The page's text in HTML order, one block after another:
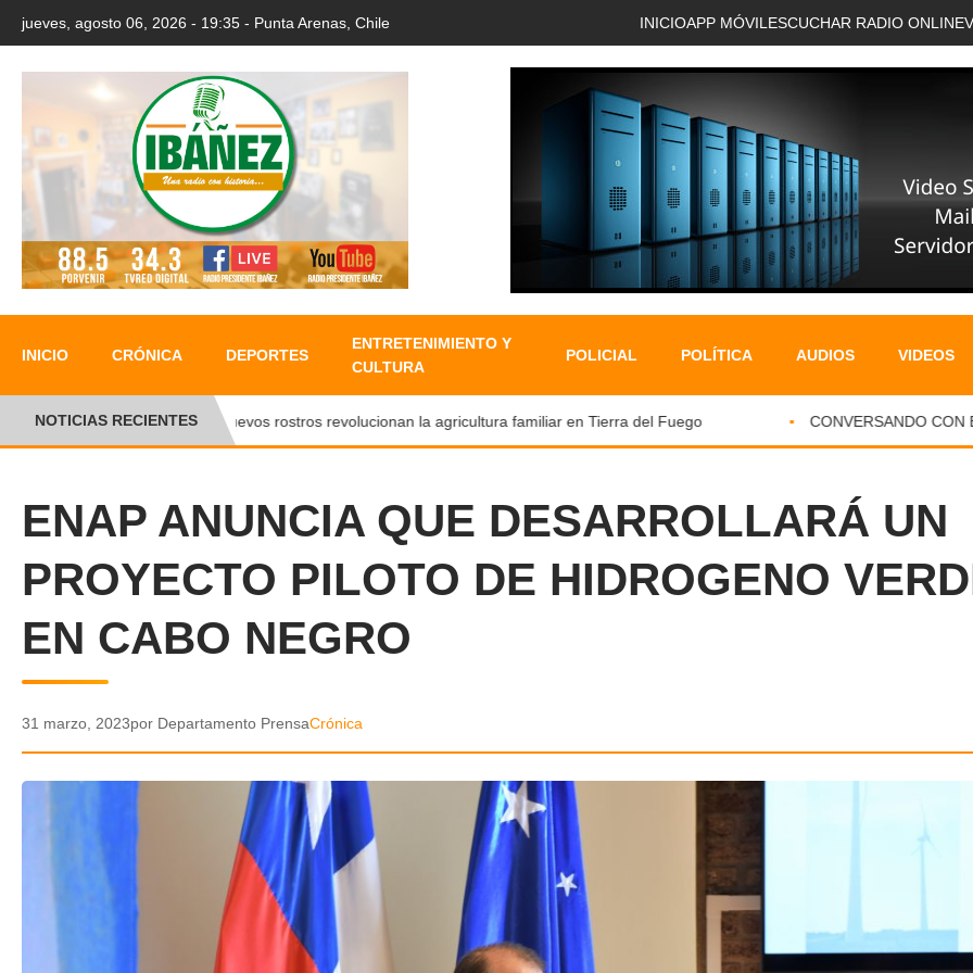
jueves, agosto 06, 2026 - 19:35 - Punta Arenas, Chile INICIOAPP MÓVIL ESCUCHAR RADIO ONLINE
INICIO CRÓNICA DEPORTES
ENTRETENIMIENTO Y
CULTURA
POLICIAL POLÍTICA AUDIOS VIDEOS
NOTICIAS RECIENTESNuevos rostros revolucionan la agricultura familiar en Tierra del Fuego CONVERSANDO CON
ENAP ANUNCIA QUE DESARROLLARÁ UN
PROYECTO PILOTO DE HIDROGENO
EN CABO NEGRO
31 marzo, 2023por Departamento PrensaCrónica